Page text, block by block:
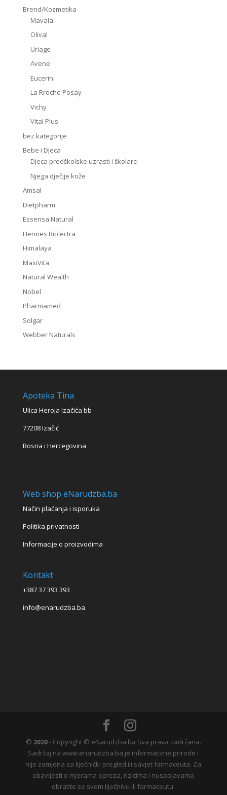
Brend/Kozmetika
Mavala
Olival
Uriage
Avene
Eucerin
La Rroche Posay
Vichy
Vital Plus
bez kategorije
Bebe i Djeca
Djeca predškolske uzrasti i školarci
Njega dječije kože
Amsal
Dietpharm
Essensa Natural
Hermes Biolectra
Himalaya
MaxiVita
Natural Wealth
Nobel
Pharmamed
Solgar
Webber Naturals
Apoteka Tina
Ulica Heroja Izačića bb
77208 Izačić
Bosna i Hercegovina
Web shop eNarudzba.ba
Način plaćanja i isporuka
Politika privatnosti
Informacije o proizvodima
Kontakt
+387 37 393 393
info@enarudzba.ba
© 2020- Copyright © eNarudzba.ba Sva prava zadržana.
Sadržaj na www.enarudzba.ba je informativne prirode i
nije zamjena za liječnički pregled ili savjet farmaceuta. Za
obavijesti o mjerama opreza, rizicima i nuspojavama
obratite se svom liječniku ili farmaceutu.